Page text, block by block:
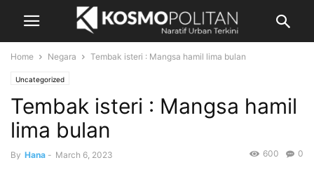
Home Negara Tembak isteri : Mangsa hamil lima bulan
Uncategorized
Tembak isteri : Mangsa hamil
lima bulan
By Hana - March 6, 2023 0
600